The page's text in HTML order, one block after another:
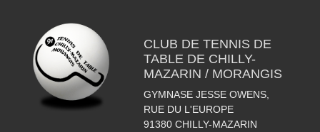
CLUB DE TENNIS DE
TABLE DE CHILLY-
MAZARIN / MORANGIS
GYMNASE JESSE OWENS,
RUE DU L'EUROPE
91380 CHILLY-MAZARIN